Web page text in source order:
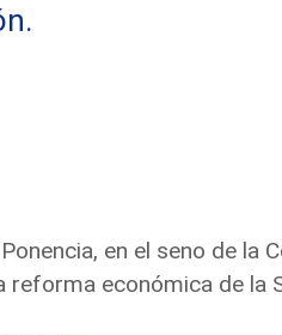
en el seno de la
económica de la